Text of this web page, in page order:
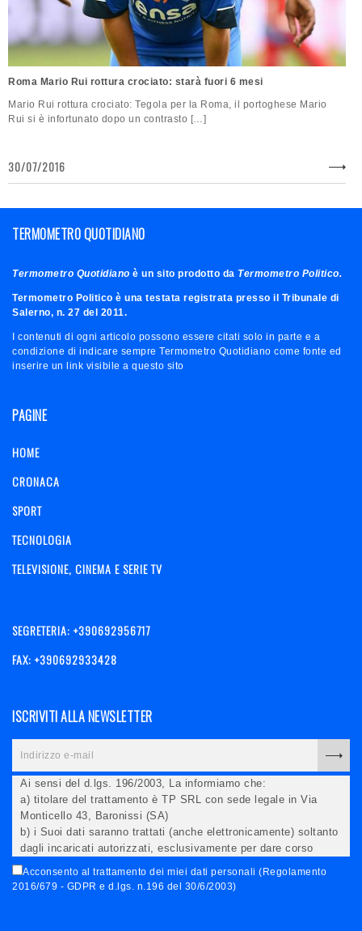
Roma Mario Rui rottura crociato: starà fuori 6 mesi
Mario Rui rottura crociato: Tegola per la Roma, il portoghese Mario
Rui si è infortunato dopo un contrasto […]
30/07/2016
TERMOMETRO QUOTIDIANO
Termometro Quotidiano è un sito prodotto da Termometro Politico.
Termometro Politico è una testata registrata presso il Tribunale di
Salerno, n. 27 del 2011.
I contenuti di ogni articolo possono essere citati solo in parte e a
condizione di indicare sempre Termometro Quotidiano come fonte ed
inserire un link visibile a questo sito
PAGINE
HOME
CRONACA
SPORT
TECNOLOGIA
TELEVISIONE, CINEMA E SERIE TV
SEGRETERIA: +390692956717
FAX: +390692933428
ISCRIVITI ALLA NEWSLETTER
Ai sensi del d.lgs. 196/2003, La informiamo che:
a) titolare del trattamento è TP SRL con sede legale in Via
Monticello 43, Baronissi (SA)
b) i Suoi dati saranno trattati (anche elettronicamente) soltanto
dagli incaricati autorizzati, esclusivamente per dare corso
all'invio della newsletter e per l'invio (anche via email) di
informazioni relative alle iniziative del Titolare;
Acconsento al trattamento dei miei dati personali (Regolamento
2016/679 - GDPR e d.lgs. n.196 del 30/6/2003)